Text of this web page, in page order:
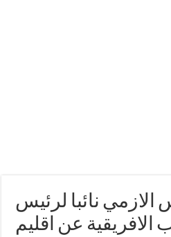
الازمي نائبا لرئيس
عن اقليم